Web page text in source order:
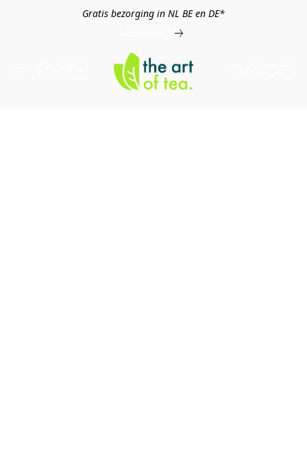
Gratis bezorging in NL BE en DE*